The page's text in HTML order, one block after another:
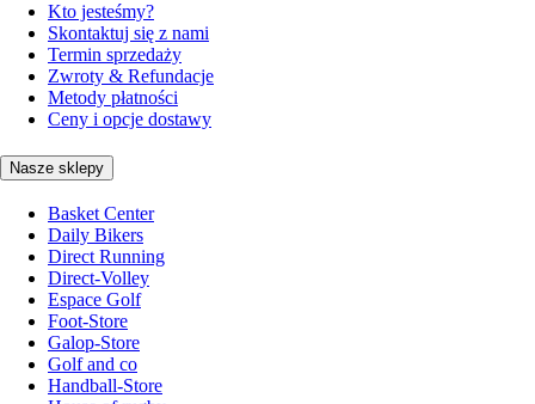
Kto jesteśmy?
Skontaktuj się z nami
Termin sprzedaży
Zwroty & Refundacje
Metody płatności
Ceny i opcje dostawy
Nasze sklepy
Basket Center
Daily Bikers
Direct Running
Direct-Volley
Espace Golf
Foot-Store
Galop-Store
Golf and co
Handball-Store